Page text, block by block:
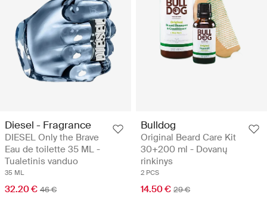
Diesel - Fragrance
DIESEL Only the Brave
Eau de toilette 35 ML -
Tualetinis vanduo
35 ML
32.20 € 46 €
Bulldog
Original Beard Care Kit
30+200 ml - Dovanų
rinkinys
2 PCS
14.50 € 29 €